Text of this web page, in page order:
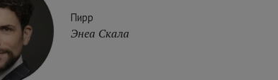
Пирр
Энеа Скала